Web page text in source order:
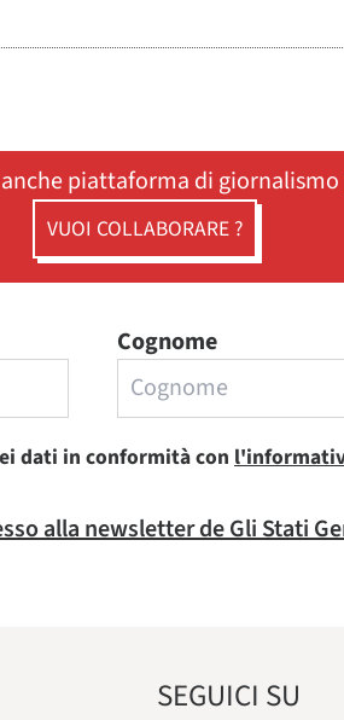
piattaforma di
VUOI COLLABORARE ?
Cognome
dati in conformità con
alla newsletter de Gli Stati
SEGUICI SU